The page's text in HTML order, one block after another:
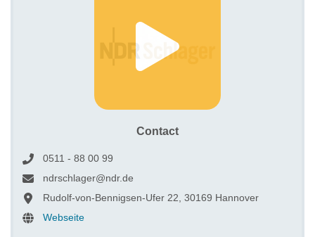
Contact
0511 - 88 00 99
ndrschlager@ndr.de
Rudolf-von-Bennigsen-Ufer 22, 30169 Hannover
Webseite